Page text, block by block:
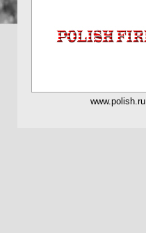
www.polish.ru